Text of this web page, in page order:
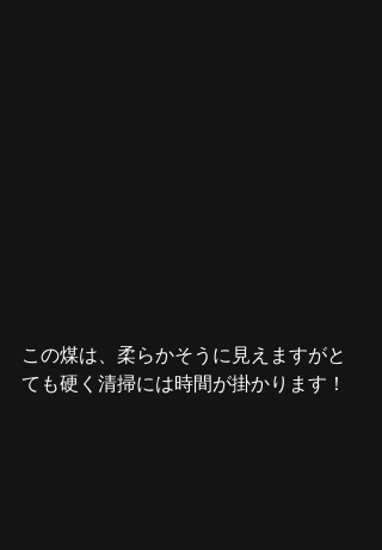
この煤は、柔らかそうに見えますがと
ても硬く清掃には時間が掛かります！